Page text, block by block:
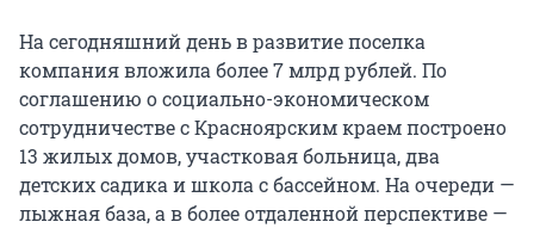
На сегодняшний день в развитие поселка
компания вложила более 7 млрд рублей. По
соглашению о социально-экономическом
сотрудничестве с Красноярским краем построено
13 жилых домов, участковая больница, два
детских садика и школа с бассейном. На очереди —
лыжная база, а в более отдаленной перспективе —